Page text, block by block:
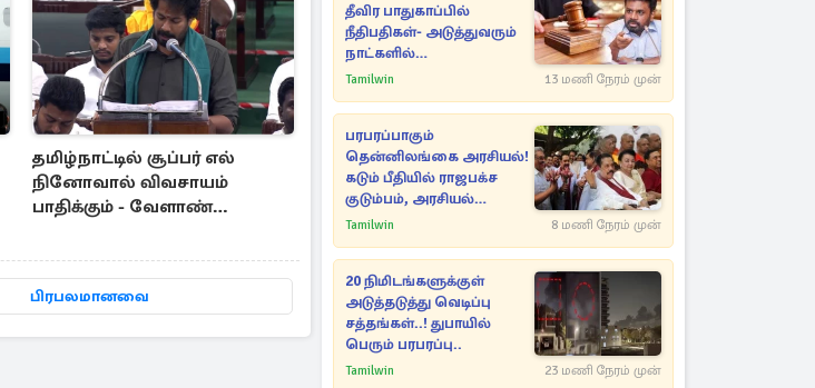
தமிழ்நாட்டில் சூப்பர் எல்
நினோவால் விவசாயம்
பாதிக்கும் - வேளாண்
பிரபலமானவை
தீவிர பாதுகாப்பில்
நீதிபதிகள்- அடுத்துவரும்
நாட்களில்
அம்பலமாகவுள்ள ரகசியம்
Tamilwin 13 மணி நேரம் முன்
பரபரப்பாகும்
தென்னிலங்கை அரசியல்!
கடும் பீதியில் ராஜபக்ச
குடும்பம், அரசியல்
நட்புகள்
Tamilwin 8 மணி நேரம் முன்
20 நிமிடங்களுக்குள்
அடுத்தடுத்து வெடிப்பு
சத்தங்கள்..! துபாயில்
பெரும் பரபரப்பு..
Tamilwin 23 மணி நேரம் முன்